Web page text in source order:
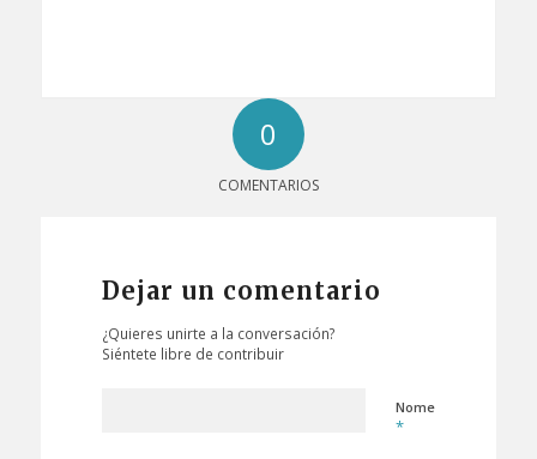
0
COMENTARIOS
Dejar un comentario
¿Quieres unirte a la conversación?
Siéntete libre de contribuir
Nome
*